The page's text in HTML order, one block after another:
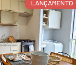
LANÇAMENTO